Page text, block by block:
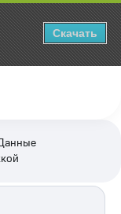
Скачать